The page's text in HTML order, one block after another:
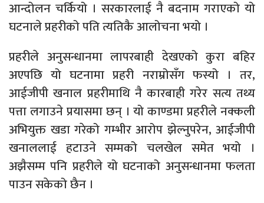
आन्दोलन चर्कियो । सरकारलाई नै बदनाम गराएको यो
घटनाले प्रहरीको पति त्यतिकै आलोचना भयो ।
प्रहरीले अनुसन्धानमा लापरबाही देखएको कुरा बहिर
अएपछि यो घटनामा प्रहरी नराम्रोसँग फस्यो । तर,
आईजीपी खनाल प्रहरीमाथि नै कारबाही गरेर सत्य तथ्य
पत्ता लगाउने प्रयासमा छन् । यो काण्डमा प्रहरीले नक्कली
अभियुक्त खडा गरेको गम्भीर आरोप झेल्नुपरेन, आईजीपी
खनाललाई हटाउने सम्मको चलखेल समेत भयो ।
अझैसम्म पनि प्रहरीले यो घटनाको अनुसन्धानमा फलता
पाउन सकेको छैन ।